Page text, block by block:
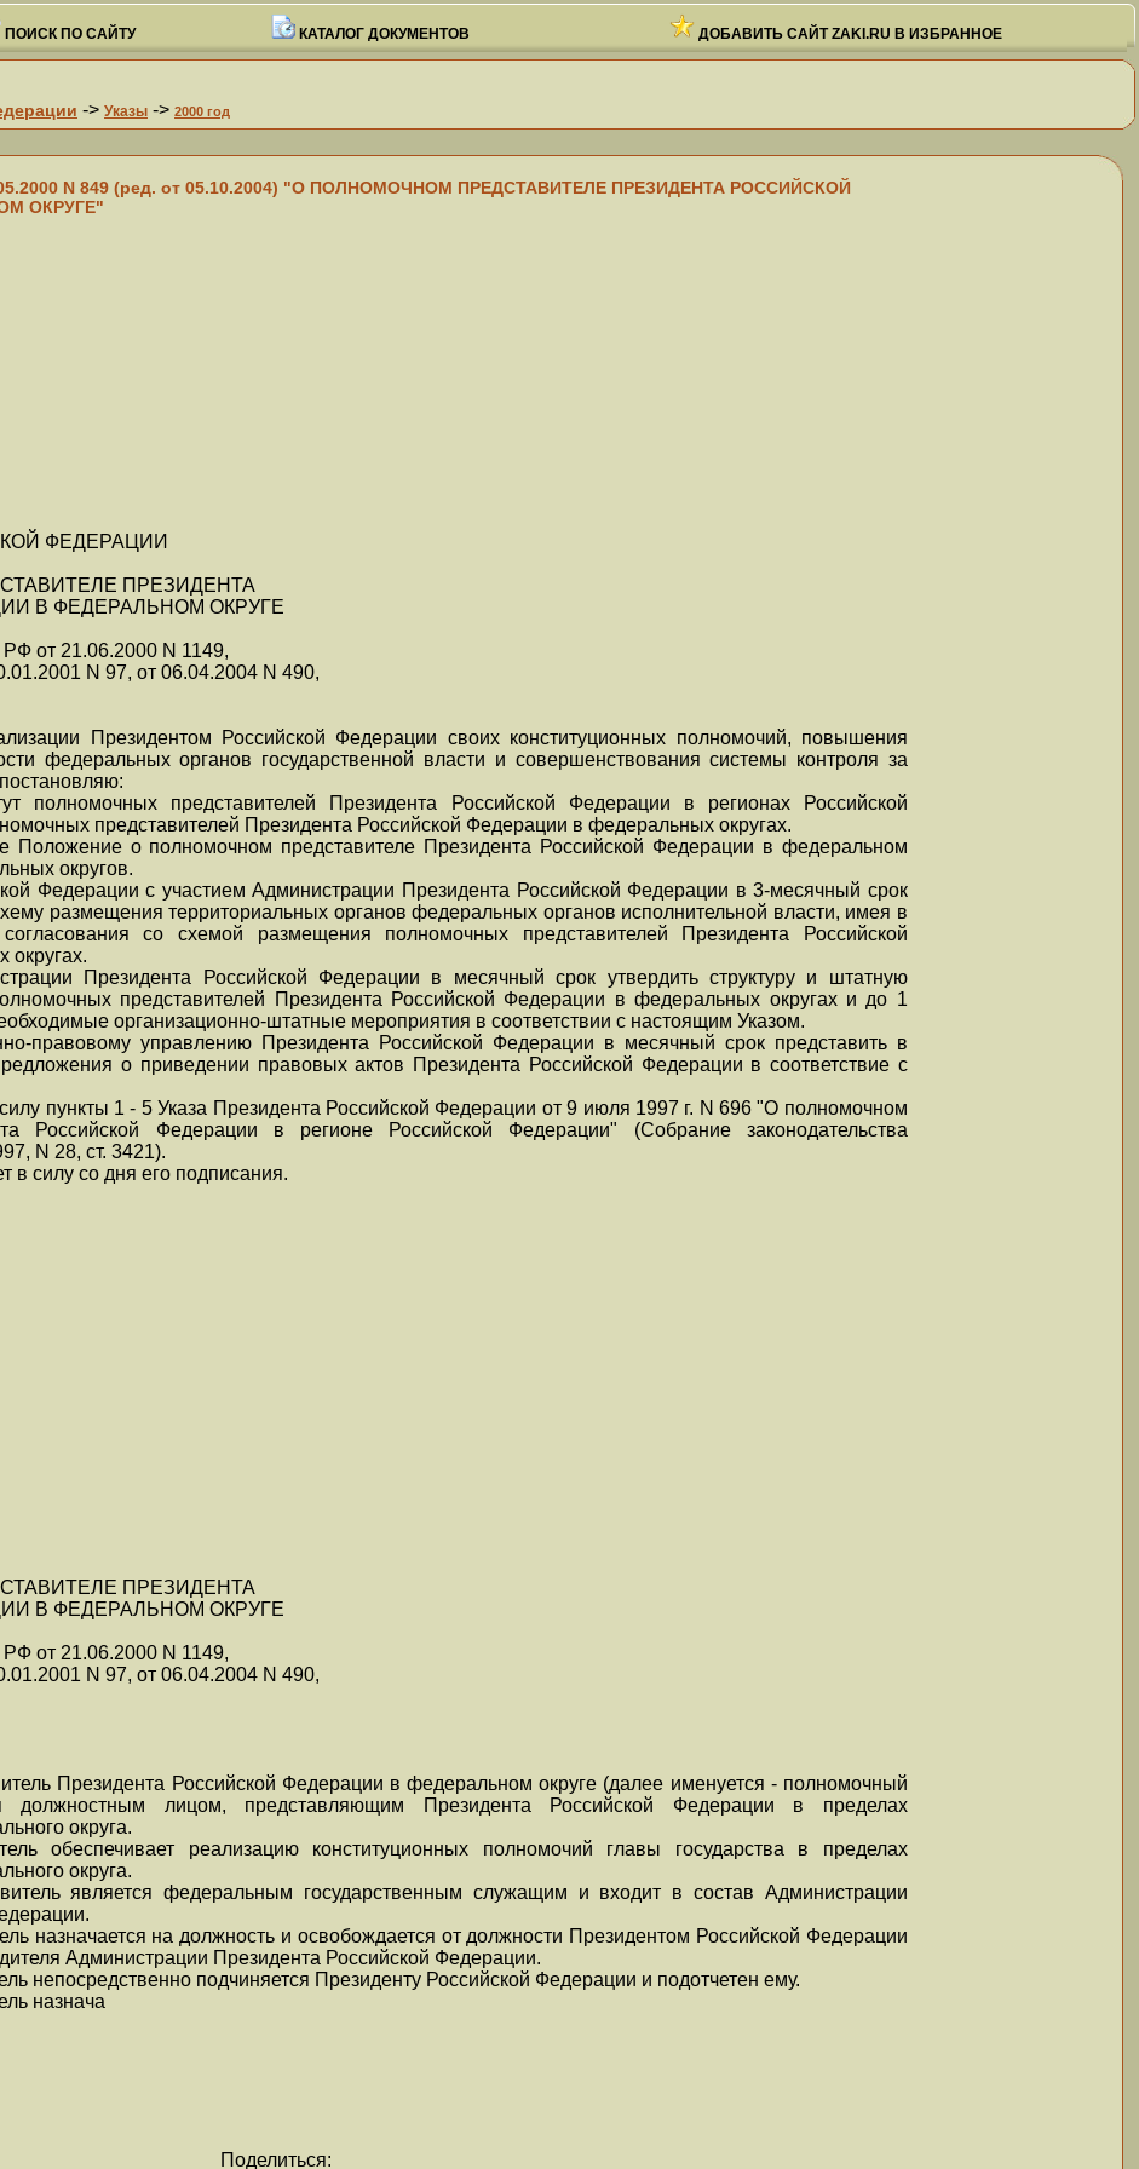
ПОИСК ПО САЙТУ КАТАЛОГ ДОКУМЕНТОВ ДОБАВИТЬ САЙТ ZAKI.RU В ИЗБРАННОЕ
-> Указы -> 2000 год
N 849 (ред. от 05.10.2004) "О ПОЛНОМОЧНОМ ПРЕДСТАВИТЕЛЕ ПРЕЗИДЕНТА РОССИЙСКОЙ
ОКРУГЕ"
ФЕДЕРАЦИИ
ПРЕЗИДЕНТА
В ФЕДЕРАЛЬНОМ ОКРУГЕ
от 21.06.2000 N 1149,
N 97, от 06.04.2004 N 490,
Президентом Российской Федерации своих конституционных полномочий, повышения
федеральных органов государственной власти и совершенствования системы контроля за
полномочных представителей Президента Российской Федерации в регионах Российской
представителей Президента Российской Федерации в федеральных округах.
Положение о полномочном представителе Президента Российской Федерации в федеральном
округов.
Федерации с участием Администрации Президента Российской Федерации в 3-месячный срок
размещения территориальных органов федеральных органов исполнительной власти, имея в
со схемой размещения полномочных представителей Президента Российской
округах.
Президента Российской Федерации в месячный срок утвердить структуру и штатную
представителей Президента Российской Федерации в федеральных округах и до 1
организационно-штатные мероприятия в соответствии с настоящим Указом.
правовому управлению Президента Российской Федерации в месячный срок представить в
о приведении правовых актов Президента Российской Федерации в соответствие с
пункты 1 - 5 Указа Президента Российской Федерации от 9 июля 1997 г. N 696 "О полномочном
Российской Федерации в регионе Российской Федерации" (Собрание законодательства
N 28, ст. 3421).
в силу со дня его подписания.
ПРЕЗИДЕНТА
В ФЕДЕРАЛЬНОМ ОКРУГЕ
от 21.06.2000 N 1149,
N 97, от 06.04.2004 N 490,
Президента Российской Федерации в федеральном округе (далее именуется - полномочный
должностным лицом, представляющим Президента Российской Федерации в пределах
округа.
обеспечивает реализацию конституционных полномочий главы государства в пределах
округа.
является федеральным государственным служащим и входит в состав Администрации
назначается на должность и освобождается от должности Президентом Российской Федерации
Администрации Президента Российской Федерации.
непосредственно подчиняется Президенту Российской Федерации и подотчетен ему.
назнача
Поделиться: